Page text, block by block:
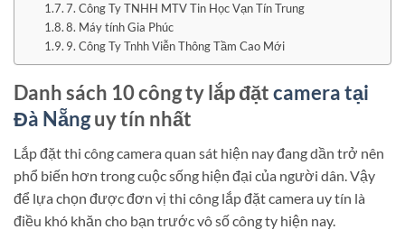
7. Công Ty TNHH MTV Tin Học Vạn Tín Trung
8. Máy tính Gia Phúc
9. Công Ty Tnhh Viễn Thông Tầm Cao Mới
Danh sách 10 công ty lắp đặtcamera tại
Đà Nẵnguy tín nhất
Lắp đặt thi công camera quan sát hiện nay đang dần trở nên
phổ biến hơn trong cuộc sống hiện đại của người dân. Vậy
để lựa chọn được đơn vị thi công lắp đặt camera uy tín là
điều khó khăn cho bạn trước vô số công ty hiện nay.